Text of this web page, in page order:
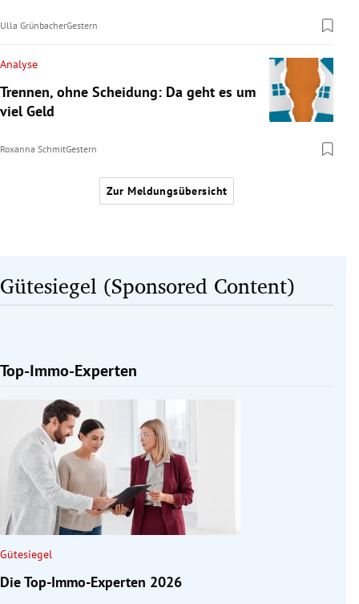
Ulla GrünbacherGestern
Analyse
Trennen, ohne Scheidung: Da geht es um
viel Geld
Roxanna SchmitGestern
Zur Meldungsübersicht
Gütesiegel (Sponsored Content)
Top-Immo-Experten
Slide 1 von 1
Gütesiegel
Die Top-Immo-Experten 2026